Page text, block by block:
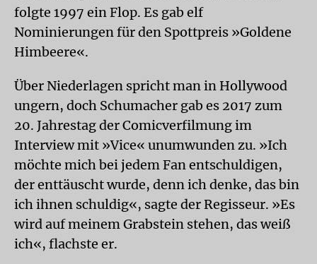
folgte 1997 ein Flop. Es gab elf
Nominierungen für den Spottpreis »Goldene
Himbeere«.
Über Niederlagen spricht man in Hollywood
ungern, doch Schumacher gab es 2017 zum
20. Jahrestag der Comicverfilmung im
Interview mit »Vice« unumwunden zu. »Ich
möchte mich bei jedem Fan entschuldigen,
der enttäuscht wurde, denn ich denke, das bin
ich ihnen schuldig«, sagte der Regisseur. »Es
wird auf meinem Grabstein stehen, das weiß
ich«, flachste er.